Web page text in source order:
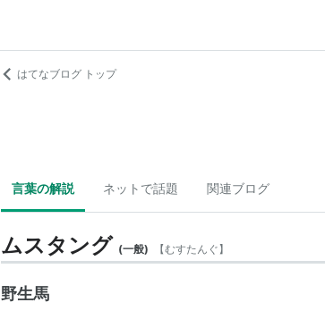
はてなブログ トップ
言葉の解説 ネットで話題 関連ブログ
ムスタング (一般) 【むすたんぐ】
野生馬